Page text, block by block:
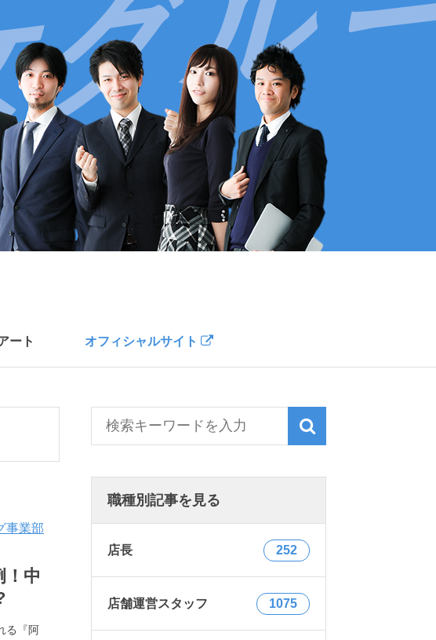
ート オフィシャルサイト
事業部
！中
る『阿
職種別記事を見る
店長 252
店舗運営スタッフ 1075